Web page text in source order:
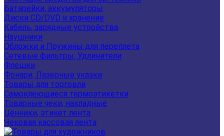
Батарейки, аккумуляторы
Диски CD/DVD и хранение
Кабель, зарядные устройства
Наушники
Обложки и Пружины для переплета
Сетевые фильтры, Удлинители
Флешки
Фонари, Лазерные указки
Товары для торговли
Самоклеющиеся термоэтикетки
Товарные чеки, накладные
Ценники, этикет лента
Чековая кассовая лента